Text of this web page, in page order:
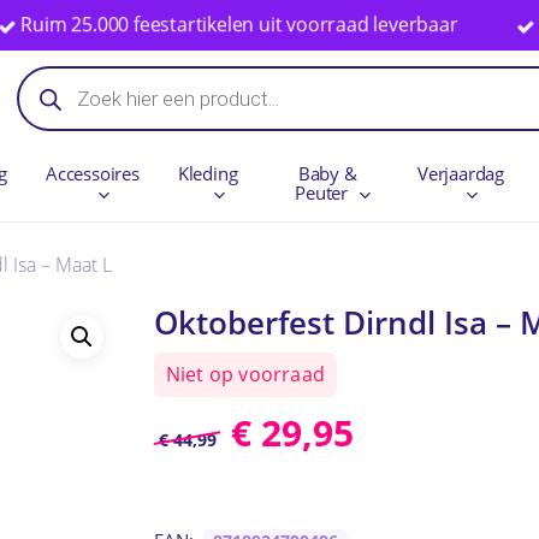
25.000 feestartikelen uit voorraad leverbaar
Producten
zoeken
Accessoires Kleding
Baby &
Peuter
Verjaardag
Isa – Maat L
Oktoberfest Dirndl Isa –
Niet op voorraad
€44,99 € 29,95